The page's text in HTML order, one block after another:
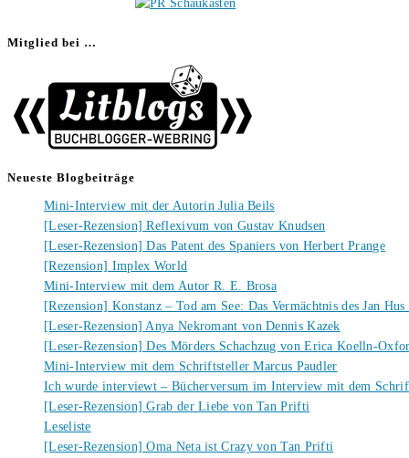
Mitglied bei …
Neueste Blogbeiträge
Mini-Interview mit der Autorin Julia Beils
[Leser-Rezension] Reflexivum von Gustav Knudsen
[Leser-Rezension] Das Patent des Spaniers von Herbert Prange
[Rezension] Implex World
Mini-Interview mit dem Autor R. E. Brosa
[Rezension] Konstanz – Tod am See: Das Vermächtnis des Jan
[Leser-Rezension] Anya Nekromant von Dennis Kazek
[Leser-Rezension] Des Mörders Schachzug von Erica Koelln-
Mini-Interview mit dem Schriftsteller Marcus Paudler
Ich wurde interviewt – Bücherversum im Interview mit dem
[Leser-Rezension] Grab der Liebe von Tan Prifti
Leseliste
[Leser-Rezension] Oma Neta ist Crazy von Tan Prifti